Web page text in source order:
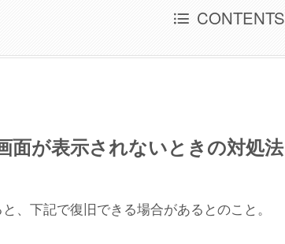
CONTENTS
面が表示されないときの対処法
、下記で復旧できる場合があるとのこと。